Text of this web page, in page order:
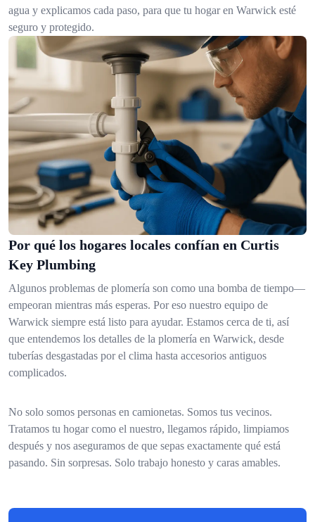
agua y explicamos cada paso, para que tu hogar en Warwick esté
seguro y protegido.
Por qué los hogares locales confían en Curtis
Key Plumbing
Algunos problemas de plomería son como una bomba de tiempo—
empeoran mientras más esperas. Por eso nuestro equipo de
Warwick siempre está listo para ayudar. Estamos cerca de ti, así
que entendemos los detalles de la plomería en Warwick, desde
tuberías desgastadas por el clima hasta accesorios antiguos
complicados.
No solo somos personas en camionetas. Somos tus vecinos.
Tratamos tu hogar como el nuestro, llegamos rápido, limpiamos
después y nos aseguramos de que sepas exactamente qué está
pasando. Sin sorpresas. Solo trabajo honesto y caras amables.